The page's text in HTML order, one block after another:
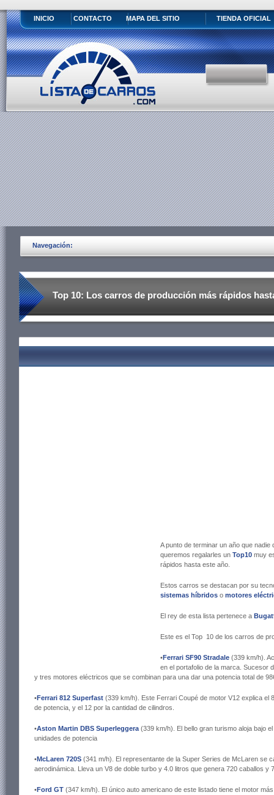
INICIO CONTACTO MAPA DEL SITIO TIENDA OFICIAL
Navegación:
Top 10: Los carros de producción más rápidos
A punto de terminar un año que
queremos regalarles un Top10 muy
rápidos hasta este año.
Estos carros se destacan por su
sistemas híbridos o motores
El rey de esta lista pertenece a
Este es el Top 10 de los carros de
•Ferrari SF90 Stradale (339 km/h).
en el portafolio de la marca. Sucesor
y tres motores eléctricos que se combinan para una dar una potencia total de
•Ferrari 812 Superfast (339 km/h). Este Ferrari Coupé de motor V12 explica el
de potencia, y el 12 por la cantidad de cilindros.
•Aston Martin DBS Superleggera (339 km/h). El bello gran turismo aloja bajo
unidades de potencia
•McLaren 720S (341 m/h). El representante de la Super Series de McLaren se
aerodinámica. Lleva un V8 de doble turbo y 4.0 litros que genera 720 caballos y
•Ford GT (347 km/h). El único auto americano de este listado tiene el motor